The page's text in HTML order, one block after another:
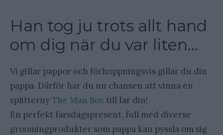
Han tog ju trots allt hand
om dig när du var liten…
Vi gillar pappor och förhoppningsvis gillar du din
pappa. Därför har du nu chansen att vinna en
splitternyThe Man Box till far din!
En perfekt farsdagspresent, full med diverse
groomingprodukter som pappa kan pyssla om sig